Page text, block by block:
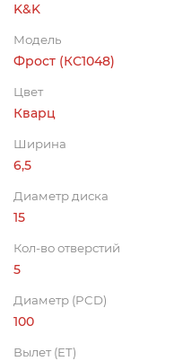
K&K
Модель
Фрост (КС1048)
Цвет
Кварц
Ширина
6,5
Диаметр диска
15
Кол-во отверстий
5
Диаметр (PCD)
100
Вылет (ET)